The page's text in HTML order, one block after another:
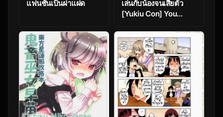
แฟนชั้นเป็นฝาแฝด
เล่นกับน้องจนเสียตัว
[Yukiu Con] You
figure for sure